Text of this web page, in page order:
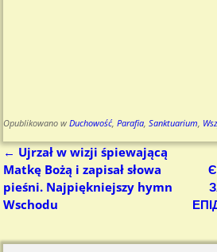
Opublikowano w Duchowość ,Parafia Sanktuarium
Nawigacja
← Ujrzał w wizji śpiewającą
Matkę Bożą i zapisał słowa
pieśni. Najpiękniejszy hymn
Wschodu